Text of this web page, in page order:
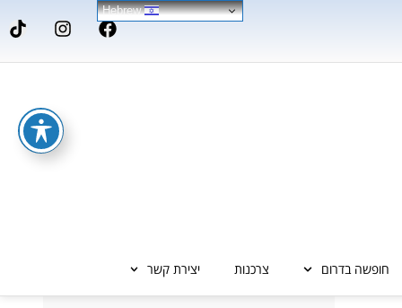
חופשה בדרום צרכנות יצירת קשר
Hebrew